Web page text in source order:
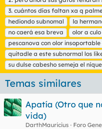
i
q
u
e
t
a
s
3. cuántos días faltan xa q
hediondo subnomal
la
no caerá esa breva
olor a
pescanova con olor insoportable
quitadle a este subnormal los
su dulse cabesho semeja el
Temas similares
Apatía (Otro que
vida)
DarthMauricius
Foro